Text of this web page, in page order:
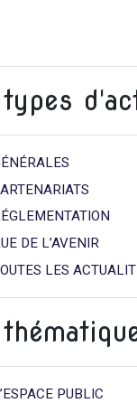
DE L’AVENIR
LES
PUBLIC